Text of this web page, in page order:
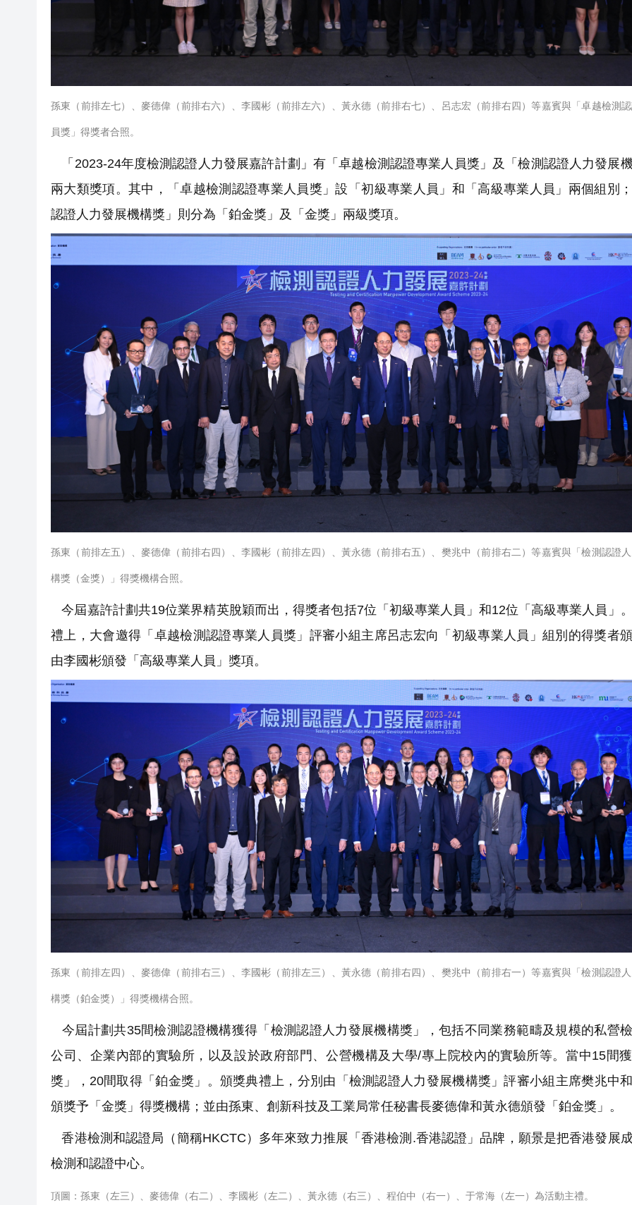
孫東（前排左七）、麥德偉（前排右六）、李國彬（前排左六）、黃永德（前排右七）、呂志宏（前排右四）等嘉賓與「卓越檢測
員獎」得獎者合照。
「2023-24年度檢測認證人力發展嘉許計劃」有「卓越檢測認證專業人員獎」及「檢測認證人力發展
兩大類獎項。其中，「卓越檢測認證專業人員獎」設「初級專業人員」和「高級專業人員」兩個組別
認證人力發展機構獎」則分為「鉑金獎」及「金獎」兩級獎項。
孫東（前排左五）、麥德偉（前排右四）、李國彬（前排左四）、黃永德（前排右五）、樊兆中（前排右二）等嘉賓與「檢測認證
構獎（金獎）」得獎機構合照。
今屆嘉許計劃共19位業界精英脫穎而出，得獎者包括7位「初級專業人員」和12位「高級專業人員」
禮上，大會邀得「卓越檢測認證專業人員獎」評審小組主席呂志宏向「初級專業人員」組別的得獎者
由李國彬頒發「高級專業人員」獎項。
孫東（前排左四）、麥德偉（前排右三）、李國彬（前排左三）、黃永德（前排右四）、樊兆中（前排右一）等嘉賓與「檢測認證
構獎（鉑金獎）」得獎機構合照。
今屆計劃共35間檢測認證機構獲得「檢測認證人力發展機構獎」，包括不同業務範疇及規模的私營
公司、企業內部的實驗所，以及設於政府部門、公營機構及大學/專上院校內的實驗所等。當中15間
獎」，20間取得「鉑金獎」。頒獎典禮上，分別由「檢測認證人力發展機構獎」評審小組主席樊兆中
頒獎予「金獎」得獎機構；並由孫東、創新科技及工業局常任秘書長麥德偉和黃永德頒發「鉑金獎」。
香港檢測和認證局（簡稱HKCTC）多年來致力推展「香港檢測.香港認證」品牌，願景是把香港發展
檢測和認證中心。
頂圖：孫東（左三）、麥德偉（右二）、李國彬（左二）、黃永德（右三）、程伯中（右一）、于常海（左一）為活動主禮。